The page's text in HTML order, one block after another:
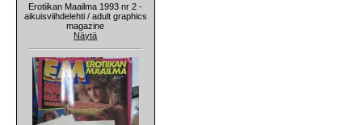
Erotiikan Maailma 1993 nr 2 -
aikuisviihdelehti / adult graphics
magazine
Näytä